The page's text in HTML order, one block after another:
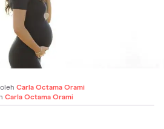
Carla Octama Orami
Carla Octama Orami